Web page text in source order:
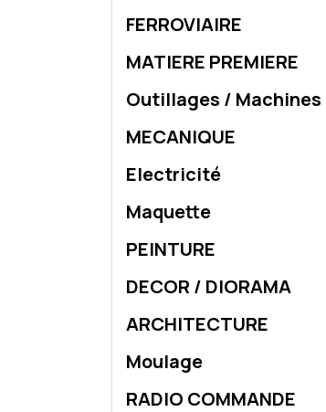
FERROVIAIRE
MATIERE PREMIERE
Outillages / Machines
MECANIQUE
Electricité
Maquette
PEINTURE
DECOR / DIORAMA
ARCHITECTURE
Moulage
RADIO COMMANDE